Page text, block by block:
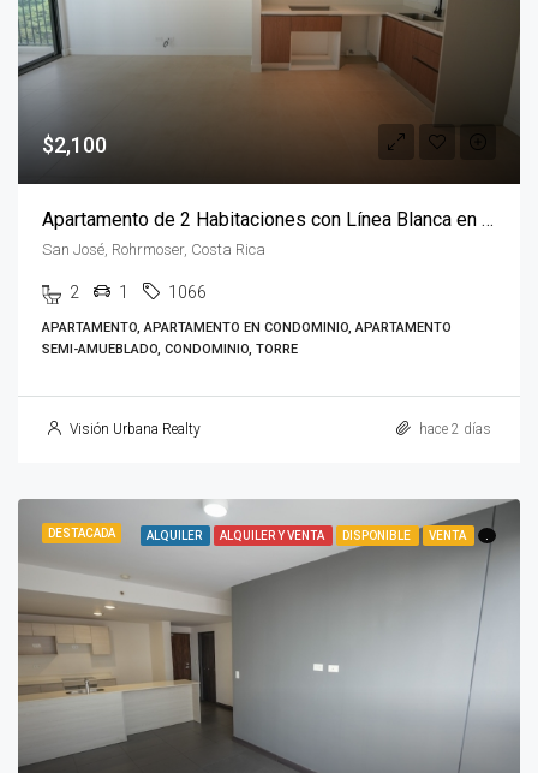
$2,100
Apartamento de 2 Habitaciones con Línea Blanca en Parkwood
San José, Rohrmoser, Costa Rica
2 1 1066
APARTAMENTO, APARTAMENTO EN CONDOMINIO, APARTAMENTO
SEMI-AMUEBLADO, CONDOMINIO, TORRE
Visión Urbana Realty hace 2 días
DESTACADA ALQUILER ALQUILER Y VENTA DISPONIBLE VENTA